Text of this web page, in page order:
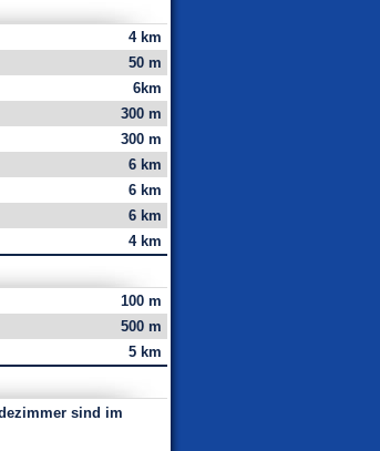
4 km
50 m
6km
300 m
300 m
6 km
6 km
6 km
4 km
100 m
500 m
5 km
sind im